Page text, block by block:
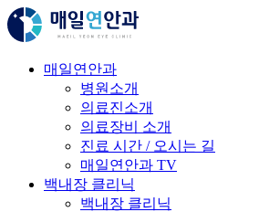
매일연안과
병원소개
의료진소개
의료장비 소개
진료 시간 / 오시는 길
매일연안과 TV
백내장 클리닉
백내장 클리닉